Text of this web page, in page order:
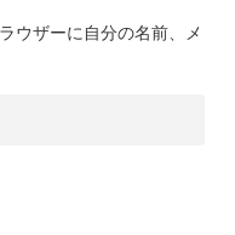
ウザーに自分の名前、メ